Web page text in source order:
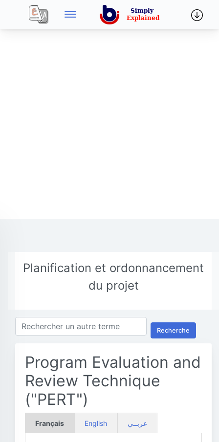
Planification et ordonnancement
du projet
Recherche
Program Evaluation and
Review Technique
("PERT")
Français English عربــي